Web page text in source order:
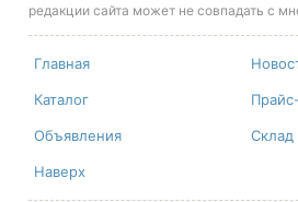
редакции сайта может не совпадать с
Главная
Каталог
Объявления Склад
Наверх